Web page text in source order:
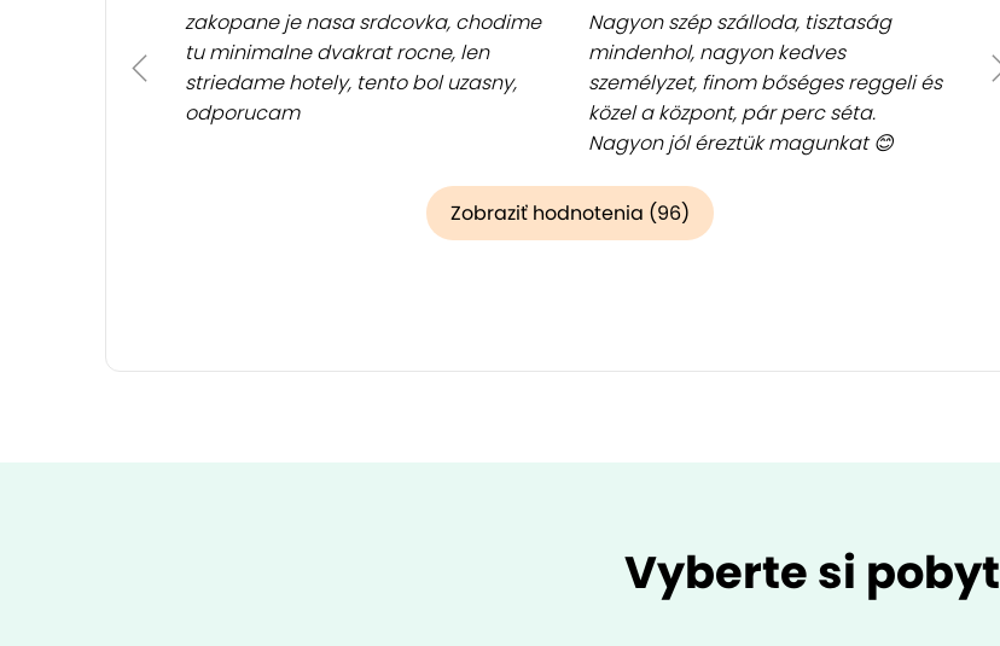
zakopane je nasa srdcovka, chodime
tu minimalne dvakrat rocne, len
striedame hotely, tento bol uzasny,
odporucam
Nagyon szép szálloda, tisztaság
mindenhol, nagyon kedves
személyzet, finom bőséges reggeli és
közel a központ, pár perc séta.
Nagyon jól éreztük magunkat 😊
Zobraziť hodnotenia (96)
Vyberte si pobyt